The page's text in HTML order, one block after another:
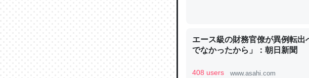
ウチもEchoを実家に置いて４年
中。あと、Googleマップで位置
─たまにLINEするくらいだった遠方の父
エース級の財務官僚が異例転
でなかったから」：朝日新聞
408 users www.asahi.com